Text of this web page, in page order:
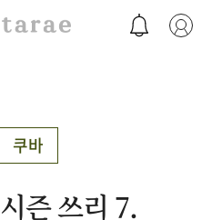
쿠바
즌 쓰리 7.